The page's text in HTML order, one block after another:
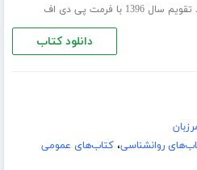
سال 1396 با فرمت پی دی اف
دانلود کتاب
روانشناسی،کتاب‌های عمومی